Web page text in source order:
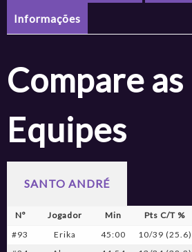
Informações
Compare as
Equipes
SANTO ANDRÉ
Nº Jogador Min Pts C/T %
#93
Erika 45:00 10/39 (25.6)